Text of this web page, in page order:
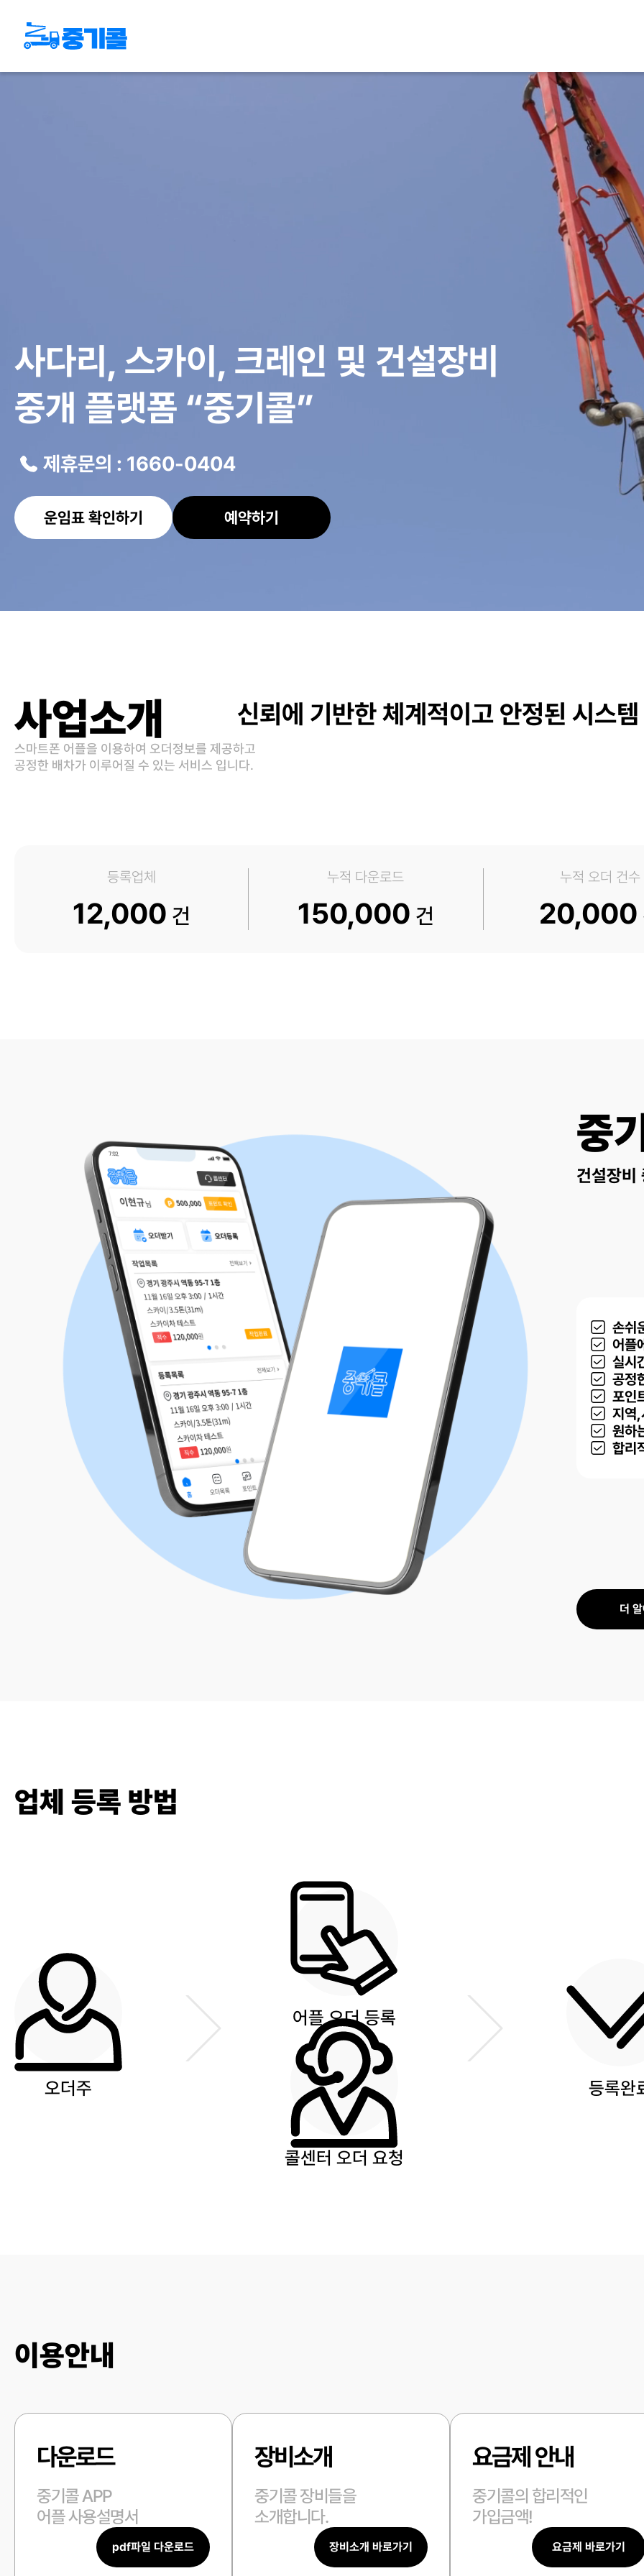
사다리, 스카이, 크레인 및 건설장비
중개 플랫폼 “중기콜”
제휴문의 : 1660-0404
운임표 확인하기 예약하기
사업소개 신뢰에 기반한 체계적이고 안정된 시스템
스마트폰 어플을 이용하여 오더정보를 제공하고
공정한 배차가 이루어질 수 있는 서비스 입니다.
등록업체
12,000 건
누적 다운로드
150,000 건
누적 오더 건수
20,000
중
건설장비
손쉬
어플
실시
공정
포인
지역
원하
합리
더 알
업체 등록 방법
오더주
어플 오더 등록
콜센터 오더 요청
등록완
이용안내
다운로드
중기콜 APP
어플 사용설명서
pdf파일 다운로드
장비소개
중기콜 장비들을
소개합니다.
장비소개 바로가기
요금제 안내
중기콜의 합리적인
가입금액!
요금제 바로가기